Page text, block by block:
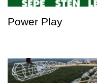
Power Play